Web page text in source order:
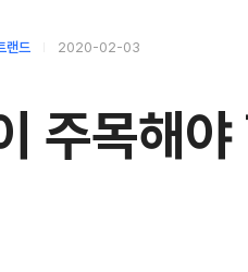
랜드 2020-02-03
주목해